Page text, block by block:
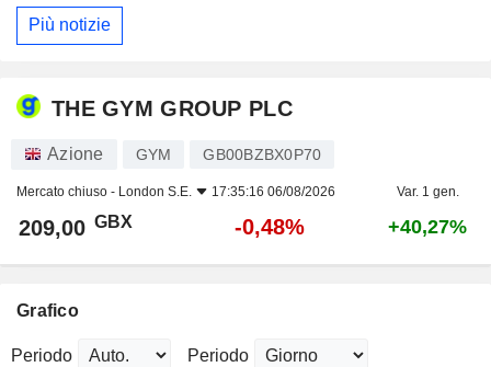
Più notizie
THE GYM GROUP PLC
Azione GYM GB00BZBX0P70
Mercato chiuso - London S.E. 17:35:16 06/08/2026 Var. 1 gen.
209,00 GBX -0,48% +40,27%
Grafico
Periodo Periodo